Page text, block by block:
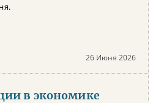
26 Июня 2026
в экономике